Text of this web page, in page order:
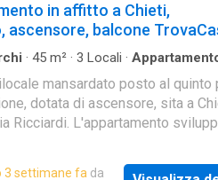
in affitto a Chieti,
ascensore, balcone
· 45 m² · 3 Locali ·
mansardato posto al quinto
dotata di ascensore, sita a
Ricciardi. L'appartamento
camera da letto
3 settimane fa da